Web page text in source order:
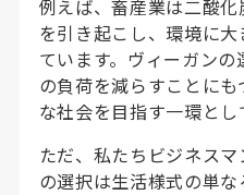
例えば、畜産業は二酸
を引き起こし、環境に
ています。ヴィーガン
の負荷を減らすことに
な社会を目指す一環とし
ただ、私たちビジネス
の選択は生活様式の単な